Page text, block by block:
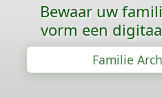
Bewaar uw
vorm een
Familie